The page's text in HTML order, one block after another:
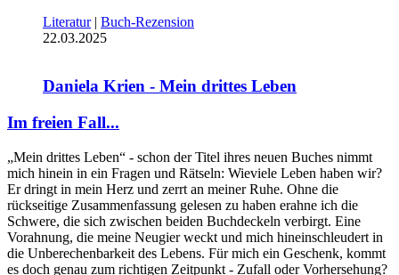
Literatur| Buch-Rezension
22.03.2025
Daniela Krien - Mein drittes Leben
Im freien Fall...
„Mein drittes Leben“ - schon der Titel ihres neuen Buches nimmt
mich hinein in ein Fragen und Rätseln: Wieviele Leben haben wir?
Er dringt in mein Herz und zerrt an meiner Ruhe. Ohne die
rückseitige Zusammenfassung gelesen zu haben erahne ich die
Schwere, die sich zwischen beiden Buchdeckeln verbirgt. Eine
Vorahnung, die meine Neugier weckt und mich hineinschleudert in
die Unberechenbarkeit des Lebens. Für mich ein Geschenk, kommt
es doch genau zum richtigen Zeitpunkt - Zufall oder Vorhersehung?